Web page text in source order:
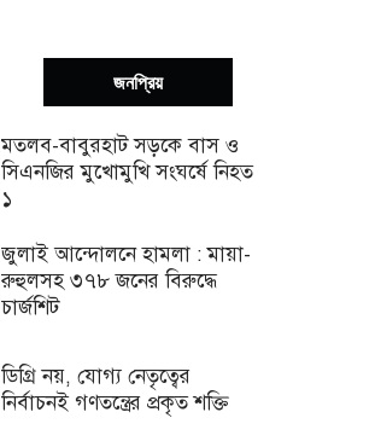
জনপ্রিয়
মতলব-বাবুরহাট সড়কে বাস ও
সিএনজির মুখোমুখি সংঘর্ষে নিহত
১
জুলাই আন্দোলনে হামলা : মায়া-
রুহুলসহ ৩৭৮ জনের বিরুদ্ধে
চার্জশিট
ডিগ্রি নয়, যোগ্য নেতৃত্বের
নির্বাচনই গণতন্ত্রের প্রকৃত শক্তি